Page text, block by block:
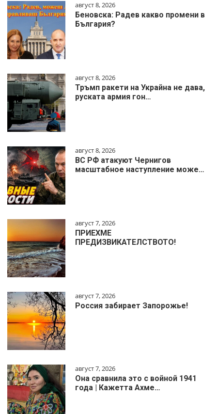
август 8, 2026
Беновска: Радев какво промени в
България?
август 8, 2026
Тръмп ракети на Украйна не дава,
руската армия гон…
август 8, 2026
ВС РФ атакуют Чернигов
масштабное наступление може…
август 7, 2026
ПРИЕХМЕ
ПРЕДИЗВИКАТЕЛСТВОТО!
август 7, 2026
Россия забирает Запорожье!
август 7, 2026
Она сравнила это с войной 1941
года | Кажетта Ахме…